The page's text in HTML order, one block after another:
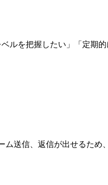
ルを把握したい」「定期
送信、返信が出せるた